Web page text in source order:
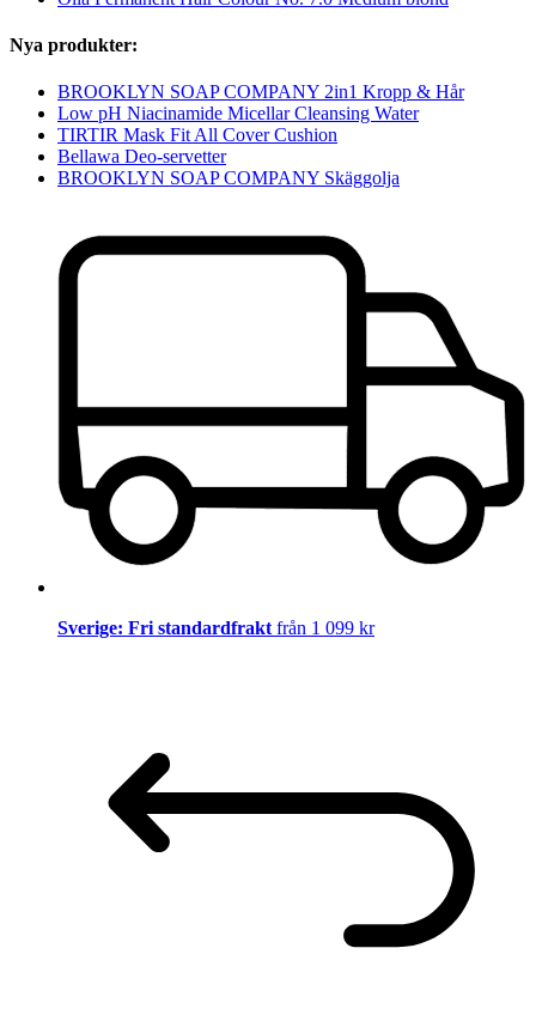
Nya produkter:
BROOKLYN SOAP COMPANY 2in1 Kropp & Hår
Low pH Niacinamide Micellar Cleansing Water
TIRTIR Mask Fit All Cover Cushion
Bellawa Deo-servetter
BROOKLYN SOAP COMPANY Skäggolja
Sverige: Fri standardfrakt från 1 099 kr